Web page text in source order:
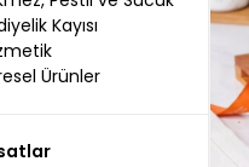
Kayısı
Ürünler